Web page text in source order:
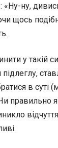
«Ну-ну,
щось
у такій
в суті
правильно